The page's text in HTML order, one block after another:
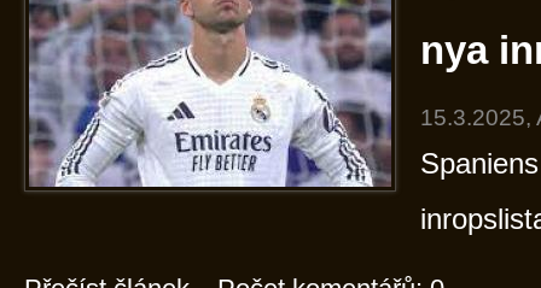
nya
15.3.2025,